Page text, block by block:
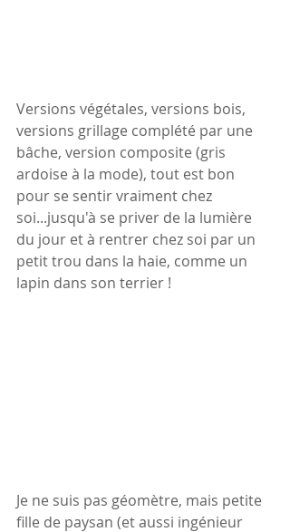
Versions végétales, versions bois,
versions grillage complété par une
bâche, version composite (gris
ardoise à la mode), tout est bon
pour se sentir vraiment chez
soi...jusqu'à se priver de la lumière
du jour et à rentrer chez soi par un
petit trou dans la haie, comme un
lapin dans son terrier !
Je ne suis pas géomètre, mais petite
fille de paysan (et aussi ingénieur